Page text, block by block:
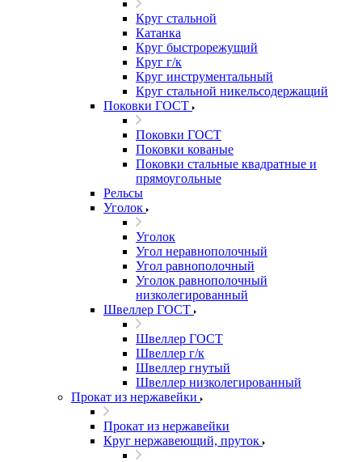
Круг стальной
Катанка
Круг быстрорежущий
Круг г/к
Круг инструментальный
Круг стальной никельсодержащий
Поковки ГОСТ
Поковки ГОСТ
Поковки кованые
Поковки стальные квадратные и
прямоугольные
Рельсы
Уголок
Уголок
Угол неравнополочный
Угол равнополочный
Уголок равнополочный
низколегированный
Швеллер ГОСТ
Швеллер ГОСТ
Швеллер г/к
Швеллер гнутый
Швеллер низколегированный
Прокат из нержавейки
Прокат из нержавейки
Круг нержавеющий, пруток